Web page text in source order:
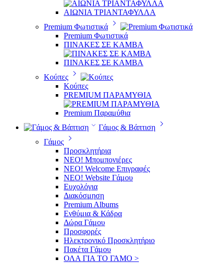
ΑΙΩΝΙΑ ΤΡΙΑΝΤΑΦΥΛΛΑ
Premium Φωτιστικά
Premium Φωτιστικά
ΠΙΝΑΚΕΣ ΣΕ ΚΑΜΒΑ
ΠΙΝΑΚΕΣ ΣΕ ΚΑΜΒΑ
Κούπες
Κούπες
PREMIUM ΠΑΡΑΜΥΘΙΑ
Premium Παραμύθια
Γάμος & Βάπτιση
Γάμος
Προσκλητήρια
ΝΕΟ! Μπομπονιέρες
NEO! Welcome Επιγραφές
ΝΕΟ! Website Γάμου
Ευχολόγια
Διακόσμηση
Premium Albums
Ενθύμια & Κάδρα
Δώρα Γάμου
Προσφορές
Ηλεκτρονικό Προσκλητήριο
Πακέτα Γάμου
ΟΛΑ ΓΙΑ ΤΟ ΓΑΜΟ >